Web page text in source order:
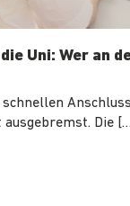
Uni: Wer an
Die